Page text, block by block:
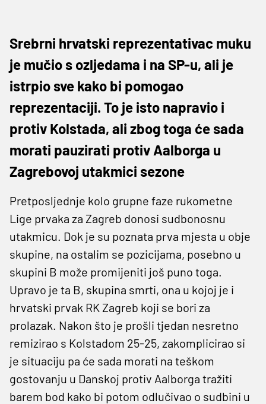
Srebrni hrvatski reprezentativac muku
je mučio s ozljedama i na SP-u, ali je
istrpio sve kako bi pomogao
reprezentaciji. To je isto napravio i
protiv Kolstada, ali zbog toga će sada
morati pauzirati protiv Aalborga u
Zagrebovoj utakmici sezone
Pretposljednje kolo grupne faze rukometne
Lige prvaka za Zagreb donosi sudbonosnu
utakmicu. Dok je su poznata prva mjesta u obje
skupine, na ostalim se pozicijama, posebno u
skupini B može promijeniti još puno toga.
Upravo je ta B, skupina smrti, ona u kojoj je i
hrvatski prvak RK Zagreb koji se bori za
prolazak. Nakon što je prošli tjedan nesretno
remizirao s Kolstadom 25-25, zakomplicirao si
je situaciju pa će sada morati na teškom
gostovanju u Danskoj protiv Aalborga tražiti
barem bod kako bi potom odlučivao o sudbini u